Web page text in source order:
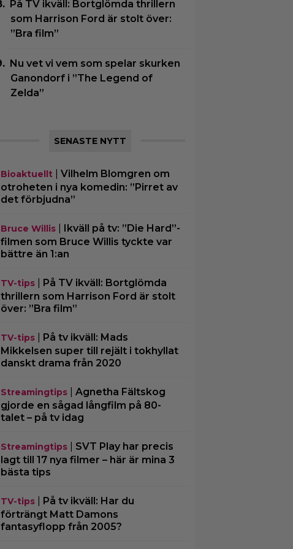
På TV ikväll: Bortglömda thrillern
som Harrison Ford är stolt över:
”Bra film”
Nu vet vi vem som spelar skurken
Ganondorf i ”The Legend of
Zelda”
SENASTE NYTT
Bioaktuellt
Vilhelm Blomgren om
otroheten i nya komedin: ”Pirret av
det förbjudna”
Bruce Willis| Ikväll på tv: ”Die Hard”-
filmen som Bruce Willis tyckte var
bättre än 1:an
TV-tips| På TV ikväll: Bortglömda
thrillern som Harrison Ford är stolt
över: ”Bra film”
TV-tips| På tv ikväll: Mads
Mikkelsen super till rejält i tokhyllat
danskt drama från 2020
Streamingtips| Agnetha Fältskog
gjorde en sågad långfilm på 80-
talet – på tv idag
Streamingtips| SVT Play har precis
lagt till 17 nya filmer – här är mina 3
bästa tips
TV-tips| På tv ikväll: Har du
förträngt Matt Damons
fantasyflopp från 2005?